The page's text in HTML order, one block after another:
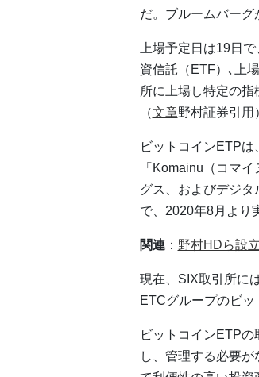
だ。ブルームバーグ
上場予定日は19日
資信託（ETF）､上
所に上場し特定の指
（文章野村証券引用）
ビットコインETP
「Komainu（コマ
グス、およびデジ
で、2020年8月より
関連： 野村HDら設
現在、SIX取引所に
ETCグループのビッ
ビットコインETP
し、管理する必要